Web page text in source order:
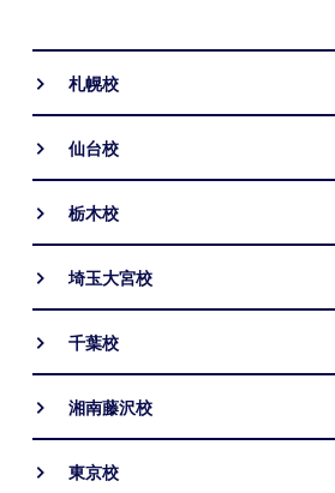
札幌校
仙台校
栃木校
埼玉大宮校
千葉校
湘南藤沢校
東京校